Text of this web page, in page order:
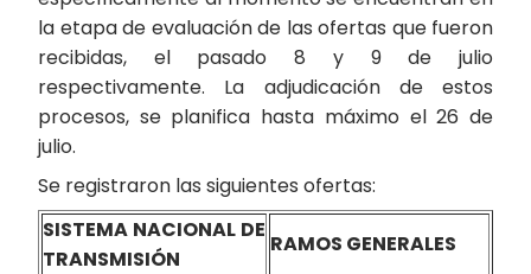
la etapa de evaluación de las ofertas que fueron
recibidas, el pasado 8 y 9 de julio
respectivamente. La adjudicación de estos
procesos, se planifica hasta máximo el 26 de
julio.
Se registraron las siguientes ofertas:
SISTEMA NACIONAL DE
TRANSMISIÓN
RAMOS GENERALES